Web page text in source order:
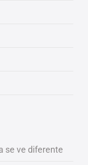
se ve diferente